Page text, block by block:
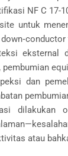
NF C 17-
untuk
eksternal
pembumian
dan
dilakukan
atau